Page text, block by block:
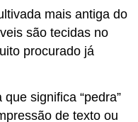
mais antiga do
são tecidas no
procurado já
significa “pedra”
de texto ou